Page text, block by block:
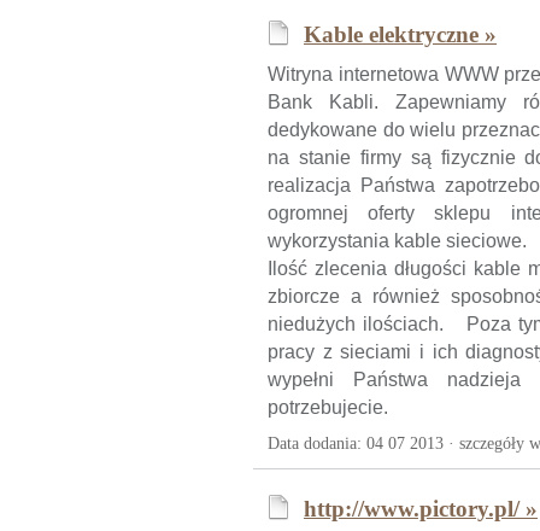
Kable elektryczne »
Witryna internetowa WWW
Bank Kabli. Zapewniamy
dedykowane do wielu
na stanie firmy są fizycznie
realizacja Państwa
ogromnej oferty sklepu
wykorzystania kable sieciowe.
Ilość zlecenia długości kable
zbiorcze a również
niedużych ilościach. Poza
pracy z sieciami i ich
wypełni Państwa
potrzebujecie.
Data dodania: 04 07 2013 · szczegóły
http://www.pictory.pl/ »